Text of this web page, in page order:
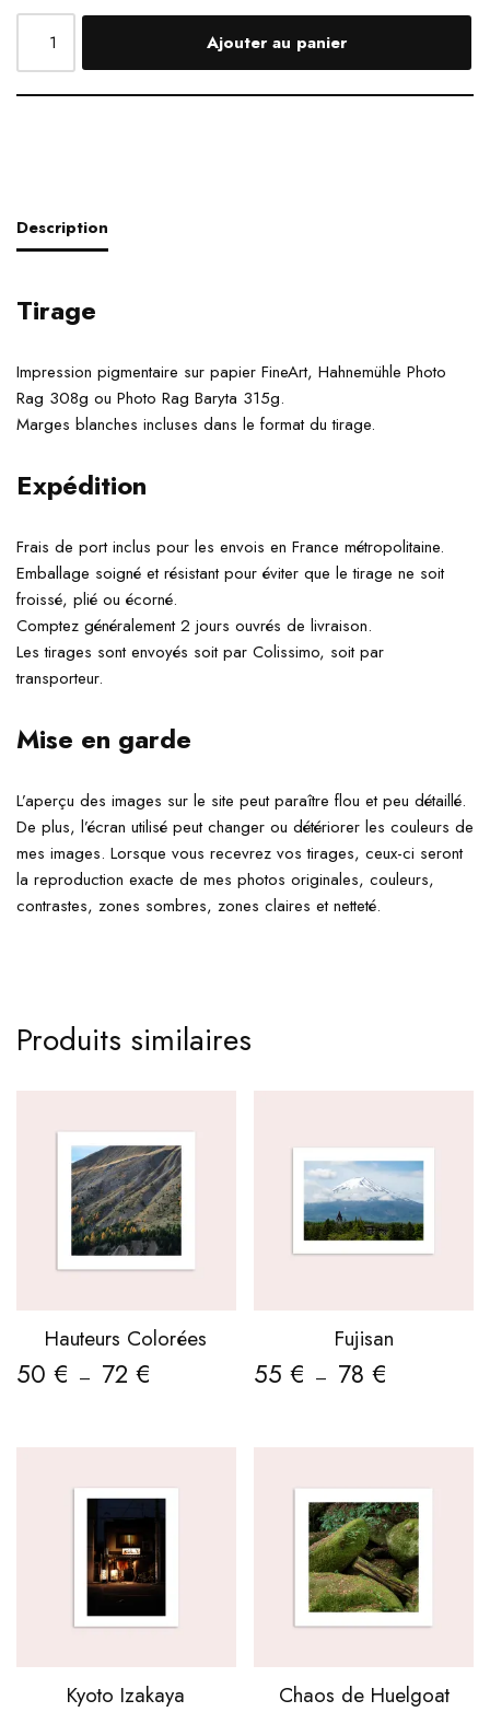
Ajouter au panier
Description
Tirage
Impression pigmentaire sur papier FineArt, Hahnemühle Photo
Rag 308g ou Photo Rag Baryta 315g.
Marges blanches incluses dans le format du tirage.
Expédition
Frais de port inclus pour les envois en France métropolitaine.
Emballage soigné et résistant pour éviter que le tirage ne soit
froissé, plié ou écorné.
Comptez généralement 2 jours ouvrés de livraison.
Les tirages sont envoyés soit par Colissimo, soit par
transporteur.
Mise en garde
L’aperçu des images sur le site peut paraître flou et peu détaillé.
De plus, l’écran utilisé peut changer ou détériorer les couleurs de
mes images. Lorsque vous recevrez vos tirages, ceux-ci seront
la reproduction exacte de mes photos originales, couleurs,
contrastes, zones sombres, zones claires et netteté.
Produits similaires
Hauteurs Colorées
50 € – 72 €
Fujisan
55€ – 78€
Kyoto Izakaya Chaos de Huelgoat